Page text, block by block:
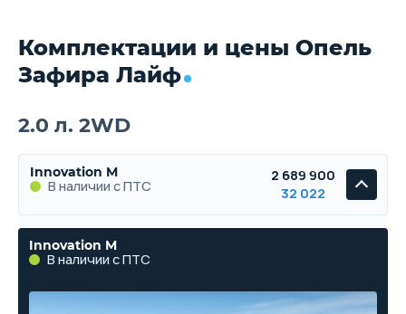
Комплектации и цены Опель
Зафира Лайф
2.0 л. 2WD
Innovation M
В наличии с ПТС
2 689 900
32 022
Innovation M
В наличии с ПТС